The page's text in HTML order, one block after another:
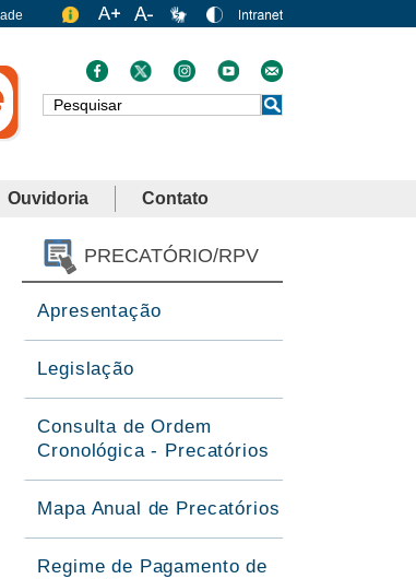
Busca
Ouvidoria Contato
PRECATÓRIO/RPV
Apresentação
Legislação
Consulta de Ordem
Cronológica - Precatórios
Mapa Anual de Precatórios
Regime de Pagamento de